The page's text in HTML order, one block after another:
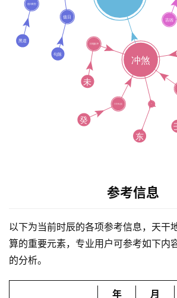
历
参考信息
以下为当前时辰的各项参考信息，天干
算的重要元素，专业用户可参考如下内
的分析。
年 月